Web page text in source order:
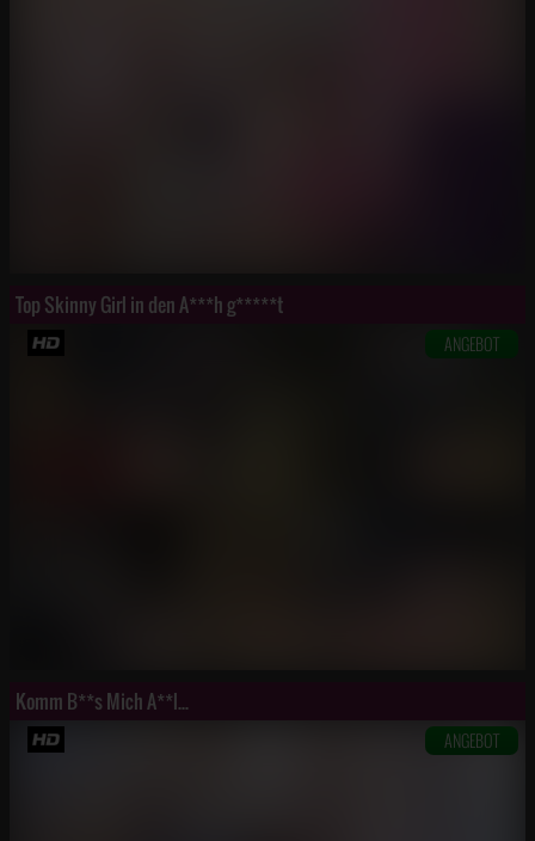
Top Skinny Girl in den A***h g*****t
ANGEBOT
Komm B**s Mich A**l...
ANGEBOT